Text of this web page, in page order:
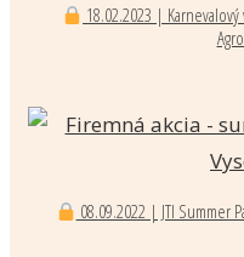
18.02.2023 |
08.09.2022 | JTI Summer